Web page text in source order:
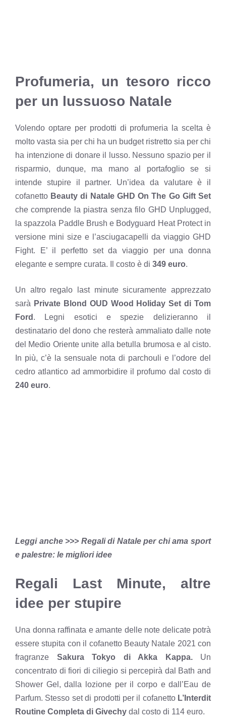
Profumeria, un tesoro ricco
per un lussuoso Natale
Volendo optare per prodotti di profumeria la scelta è
molto vasta sia per chi ha un budget ristretto sia per chi
ha intenzione di donare il lusso. Nessuno spazio per il
risparmio, dunque, ma mano al portafoglio se si
intende stupire il partner. Un’idea da valutare è il
cofanetto Beauty di Natale GHD On The Go Gift Set
che comprende la piastra senza filo GHD Unplugged,
la spazzola Paddle Brush e Bodyguard Heat Protect in
versione mini size e l’asciugacapelli da viaggio GHD
Fight. E’ il perfetto set da viaggio per una donna
elegante e sempre curata. Il costo è di 349 euro.
Un altro regalo last minute sicuramente apprezzato
sarà Private Blond OUD Wood Holiday Set di Tom
Ford . Legni esotici e spezie delizieranno il
destinatario del dono che resterà ammaliato dalle note
del Medio Oriente unite alla betulla brumosa e al cisto.
In più, c’è la sensuale nota di parchouli e l’odore del
cedro atlantico ad ammorbidire il profumo dal costo di
240 euro.
Leggi anche >>> Regali di Natale per chi ama sport
e palestre: le migliori idee
Regali Last Minute, altre
idee per stupire
Una donna raffinata e amante delle note delicate potrà
essere stupita con il cofanetto Beauty Natale 2021 con
fragranze Sakura Tokyo di Akka Kappa.Un
concentrato di fiori di ciliegio si percepirà dal Bath and
Shower Gel, dalla lozione per il corpo e dall’Eau de
Parfum. Stesso set di prodotti per il cofanetto L’Interdit
Routine Completa di Givechy dal costo di 114 euro.